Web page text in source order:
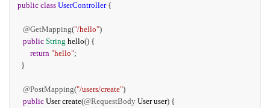
public class UserController{
@GetMapping("/hello")
public String hello() {
return "hello";
}
@PostMapping("/users/create")
public User create(@RequestBody User user) {